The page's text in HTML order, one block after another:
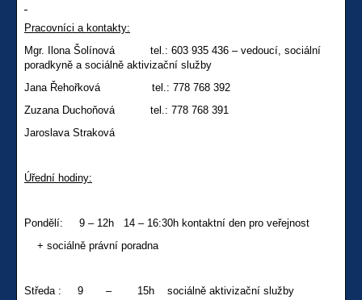
Pracovníci a kontakty:
Mgr. Ilona Šolínová tel.: 603 935 436 – vedoucí, sociální
poradkyně a sociálně aktivizační služby
Jana Řehořková tel.: 778 768 392
Zuzana Duchoňová tel.: 778 768 391
Jaroslava Straková
Úřední hodiny:
Pondělí: 9 – 12h 14 – 16:30h kontaktní den pro veřejnost
+ sociálně právní poradna
Středa : 9 – 15h sociálně aktivizační služby